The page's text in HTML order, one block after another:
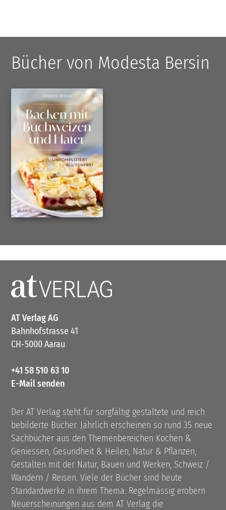
Bücher von Modesta Bersin
AT Verlag AG
Bahnhofstrasse 41
CH-5000 Aarau
+41 58 510 63 10
E-Mail senden
Der AT Verlag steht für sorgfältig gestaltete und reich
bebilderte Bücher. Jährlich erscheinen so rund 35 neue
Sachbücher aus den Themenbereichen Kochen &
Geniessen, Gesundheit & Heilen, Natur & Pflanzen,
Gestalten mit der Natur, Bauen und Werken, Schweiz /
Wandern / Reisen. Viele der Bücher sind heute
Standardwerke in ihrem Thema. Regelmässig erobern
Neuerscheinungen aus dem AT Verlag die